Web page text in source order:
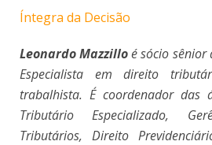
Íntegra da Decisão
Leonardo Mazzilloé sócio sênior
Especialista em direito
trabalhista. É coordenador das
Tributário Especializado,
Tributários, Direito